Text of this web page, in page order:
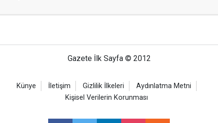
Gazete İlk Sayfa © 2012
Künye İletişim Gizlilik İlkeleri
Aydınlatma Metni
Kişisel Verilerin Korunması